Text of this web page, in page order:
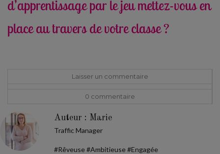
d’apprentissage par le jeu mettez-vous en
place au travers de votre classe ?
Laisser un commentaire
0 commentaire
Auteur : Marie
Traffic Manager
#Rêveuse #Ambitieuse #Engagée